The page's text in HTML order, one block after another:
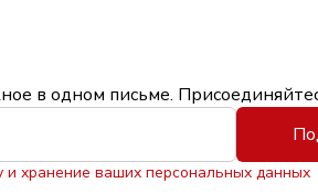
в одном письме.
и хранение ваших персональных данных